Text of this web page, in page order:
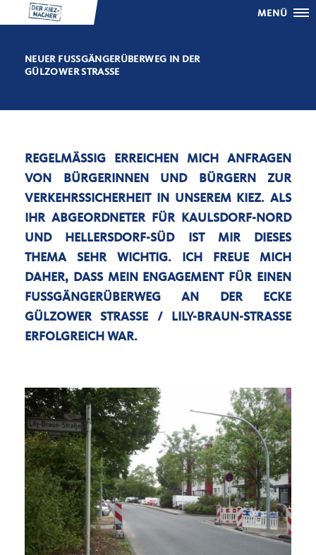
MENÜ
NEUER FUSSGÄNGERÜBERWEG IN DER G
ÜLZOWER STRASSE
REGELMÄSSIG ERREICHEN MICH ANFRAGEN V
ON BÜRGERINNEN UND BÜRGERN ZUR V
ERKEHRSSICHERHEIT IN UNSEREM KIEZ. ALS I
HR ABGEORDNETER FÜR KAULSDORF-NORD U
ND HELLERSDORF-SÜD IST MIR DIESES T
HEMA SEHR WICHTIG. ICH FREUE MICH D
AHER, DASS MEIN ENGAGEMENT FÜR EINEN F
USSGÄNGERÜBERWEG AN DER ECKE GÜ
LZOWER STRASSE / LILY-BRAUN-STRASSE ERFO
LGREICH WAR.